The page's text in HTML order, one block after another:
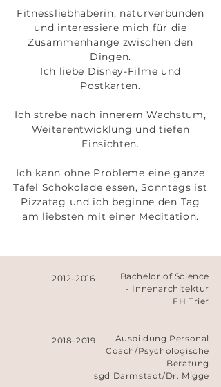
Fitnessliebhaberin, naturverbunden
und interessiere mich für die
Zusammenhänge zwischen den
Dingen.
Ich liebe Disney-Filme und
Postkarten.
Ich strebe nach innerem Wachstum,
Weiterentwicklung und tiefen
Einsichten.
Ich kann ohne Probleme eine ganze
Tafel Schokolade essen, Sonntags ist
Pizzatag und ich beginne den Tag
am liebsten mit einer Meditation.
2012-2016
2018-2019
Bachelor of Science
- Innenarchitektur
FH Trier
Ausbildung Personal
Coach/Psychologische
Beratung
sgd Darmstadt/Dr. Migge